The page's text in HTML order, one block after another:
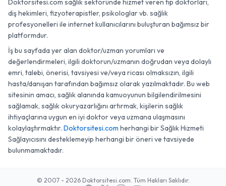
Doktorsitesi.com sağlık sektöründe hizmet veren tıp doktorları,
diş hekimleri, fizyoterapistler, psikologlar vb. sağlık
profesyonelleri ile internet kullanıcılarını buluşturan bağımsız bir
platformdur.
İş bu sayfada yer alan doktor/uzman yorumları ve
değerlendirmeleri, ilgili doktorun/uzmanın doğrudan veya dolaylı
emri, talebi, önerisi, tavsiyesi ve/veya ricası olmaksızın, ilgili
hasta/danışan tarafından bağımsız olarak yazılmaktadır. Bu web
sitesinin amacı, sağlık alanında kamuoyunun bilgilendirilmesini
sağlamak, sağlık okuryazarlığını artırmak, kişilerin sağlık
ihtiyaçlarına uygun en iyi doktor veya uzmana ulaşmasını
kolaylaştırmaktır. Doktorsitesi.com herhangi bir Sağlık Hizmeti
Sağlayıcısını desteklemeyip herhangi bir öneri ve tavsiyede
bulunmamaktadır.
© 2007 - 2026 Doktorsitesi.com. Tüm Hakları Saklıdır.